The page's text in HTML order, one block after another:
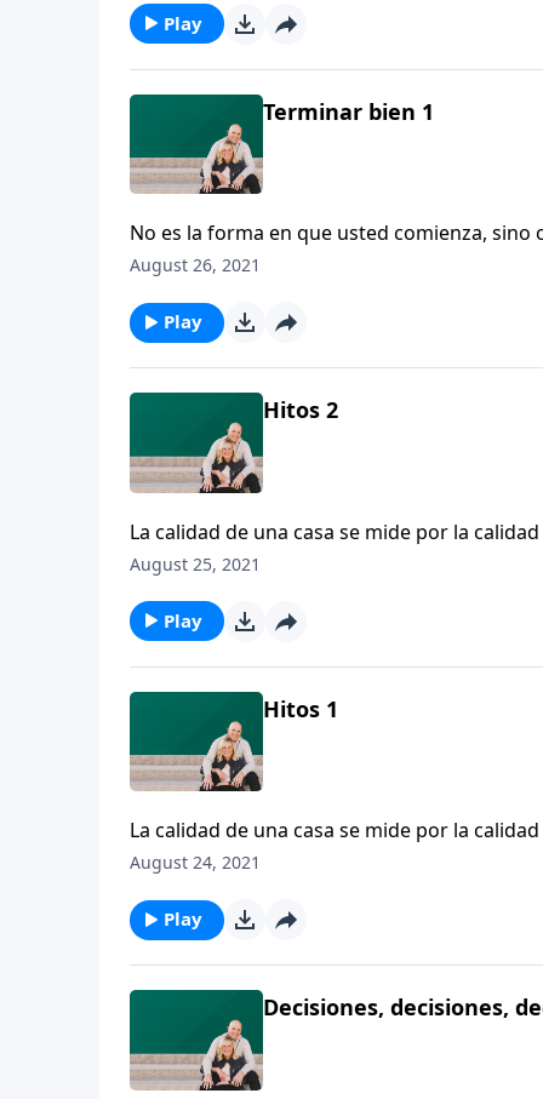
en un Dios amoroso y todopoderoso.
Play
Terminar bien 1
No es la forma en que usted comienza,
Rainey reflexiona sobre el final de la vida y
August 26, 2021
Play
Hitos 2
La calidad de una casa se mide por la
con su legado. Dennis Rainey habla sobre
August 25, 2021
Play
Hitos 1
La calidad de una casa se mide por la
con su legado. Dennis Rainey habla sobre
August 24, 2021
Play
Decisiones, decisiones,